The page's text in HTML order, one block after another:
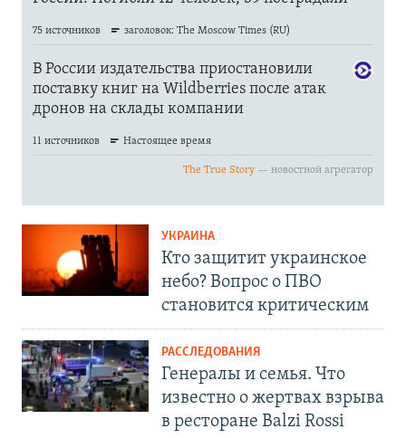
УКРАИНА
Кто защитит украинское
небо? Вопрос о ПВО
становится критическим
РАССЛЕДОВАНИЯ
Генералы и семья. Что
известно о жертвах взрыва
в ресторане Balzi Rossi